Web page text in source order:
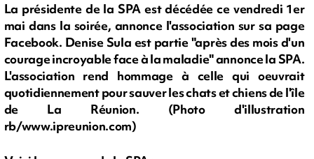
La présidente de la SPA est décédée ce vendredi 1er
mai dans la soirée, annonce l'association sur sa page
Facebook. Denise Sula est partie "après des mois d'un
courage incroyable face à la maladie" annonce la SPA.
L'association rend hommage à celle qui oeuvrait
quotidiennement pour sauver les chats et chiens de l'île
de La Réunion. (Photo d'illustration
rb/www.ipreunion.com)